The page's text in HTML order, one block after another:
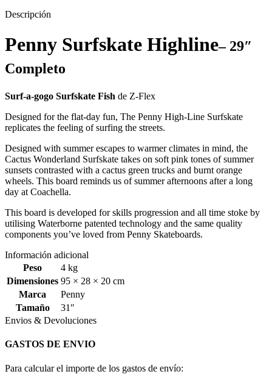
Descripción
Penny Surfskate Highline– 29″
Completo
Surf-a-gogo Surfskate Fish de Z-Flex
Designed for the flat-day fun, The Penny High-Line Surfskate
replicates the feeling of surfing the streets.
Designed with summer escapes to warmer climates in mind, the
Cactus Wonderland Surfskate takes on soft pink tones of summer
sunsets contrasted with a cactus green trucks and burnt orange
wheels. This board reminds us of summer afternoons after a long
day at Coachella.
This board is developed for skills progression and all time stoke by
utilising Waterborne patented technology and the same quality
components you’ve loved from Penny Skateboards.
Información adicional
Peso
4 kg
Dimensiones 95 × 28 × 20 cm
Marca
Penny
Tamaño
31″
Envios & Devoluciones
GASTOS DE ENVIO
Para calcular el importe de los gastos de envío: